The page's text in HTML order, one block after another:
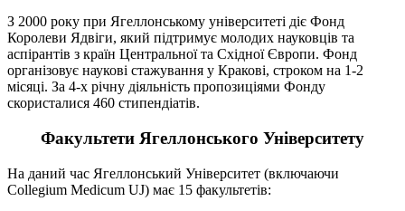
З 2000 року при Ягеллонському університеті діє Фонд
Королеви Ядвіги, який підтримує молодих науковців та
аспірантів з країн Центральної та Східної Європи. Фонд
організовує наукові стажування у Кракові, строком на 1-2
місяці. За 4-х річну діяльність пропозиціями Фонду
скористалися 460 стипендіатів.
Факультети Ягеллонського Університету
На даний час Ягеллонський Університет (включаючи
Collegium Medicum UJ) має 15 факультетів: